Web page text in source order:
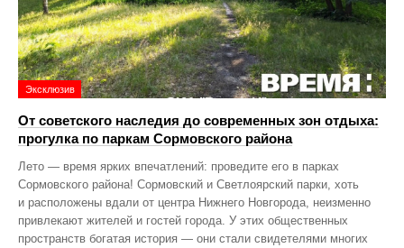
Эксклюзив
От советского наследия до современных зон отдыха:
прогулка по паркам Сормовского района
Лето — время ярких впечатлений: проведите его в парках
Сормовского района! Сормовский и Светлоярский парки, хоть
и расположены вдали от центра Нижнего Новгорода, неизменно
привлекают жителей и гостей города. У этих общественных
пространств богатая история — они стали свидетелями многих